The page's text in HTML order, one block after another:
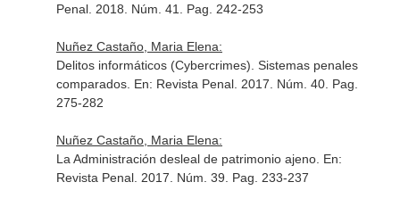
Penal. 2018. Núm. 41. Pag. 242-253
Nuñez Castaño, Maria Elena:
Delitos informáticos (Cybercrimes). Sistemas penales
comparados. En: Revista Penal. 2017. Núm. 40. Pag.
275-282
Nuñez Castaño, Maria Elena:
La Administración desleal de patrimonio ajeno. En:
Revista Penal. 2017. Núm. 39. Pag. 233-237